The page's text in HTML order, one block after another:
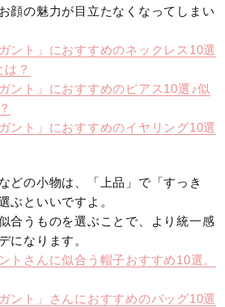
顔の魅力が目立たなくなってしまい
ント」におすすめのネックレス10選
？
ント」におすすめのピアス10選♪似
ント」におすすめのイヤリング10選
どの小物は、「上品」で「すっき
ぶといいですよ。
合うものを選ぶことで、より統一感
になります。
トさんに似合う帽子おすすめ10選。
ント」さんにおすすめのバッグ10選